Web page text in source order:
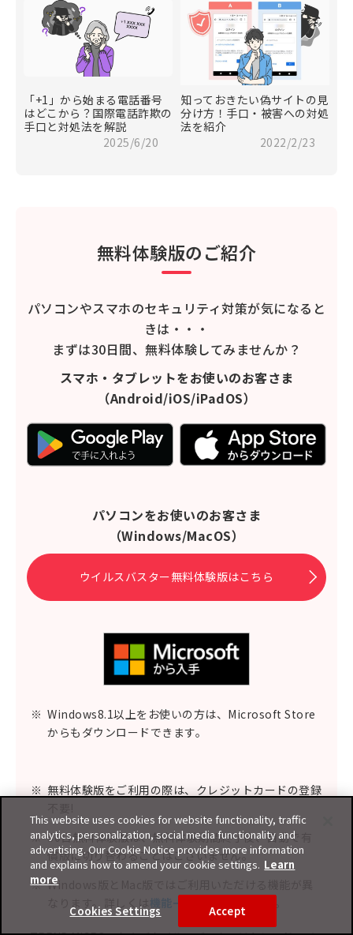
「+1」から始まる電話番号
はどこから？国際電話詐欺の
手口と対処法を解説
2025/6/20
知っておきたい偽サイトの見
分け方！手口・被害への対処
法を紹介
2022/2/23
無料体験版のご紹介
パソコンやスマホのセキュリティ対策が気になると
きは・・・
まずは30日間、無料体験してみませんか？
スマホ・タブレットをお使いのお客さま
（Android/iOS/iPadOS）
パソコンをお使いのお客さま
（Windows/MacOS）
ウイルスバスター無料体験版はこちら
※ Windows8.1以上をお使いの方は、Microsoft Store
からもダウンロードできます。
※ 無料体験版をご利用の際は、クレジットカードの登録
※ 30日無料体験版は、無料体験期間終了後、自動で有
償版に切り替わることはございません。
※ Windows版とMac版ではご利用いただける機能が異
なります。詳しくは 機能一覧
This website uses cookies for website functionality, traffic
analytics, personalization, social media functionality and
advertising. Our Cookie Notice provides more information
and explains how to amend your cookie settings. Learn
more
Cookies Settings Accept